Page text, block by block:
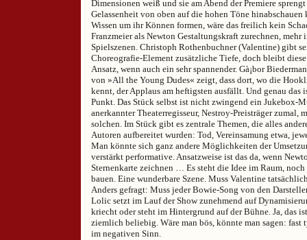
Dimensionen weiß und sie am Abend der Premiere
Gelassenheit von oben auf die hohen Töne hinabschauen
Wissen um ihr Können formen, wäre das freilich kein
Franzmeier als Newton Gestaltungskraft zurechnen, mehr
Spielszenen. Christoph Rothenbuchner (Valentine) gibt
Choreografie-Element zusätzliche Tiefe, doch bleibt
Ansatz, wenn auch ein sehr spannender. Gà¡bor
von »All the Young Dudes« zeigt, dass dort, wo die
kennt, der Applaus am heftigsten ausfällt. Und genau das
Punkt. Das Stück selbst ist nicht zwingend ein Jukebox-
anerkannter Theaterregisseur, Nestroy-Preisträger zumal,
solchen. Im Stück gibt es zentrale Themen, die alles
Autoren aufbereitet wurden: Tod, Vereinsamung etwa,
Man könnte sich ganz andere Möglichkeiten der
verstärkt performative. Ansatzweise ist das da, wenn
Sternenkarte zeichnen … Es steht die Idee im Raum,
bauen. Eine wunderbare Szene. Muss Valentine
Anders gefragt: Muss jeder Bowie-Song von den
Lolic setzt im Lauf der Show zunehmend auf
kriecht oder steht im Hintergrund auf der Bühne. Ja, das
ziemlich beliebig. Wäre man bös, könnte man sagen:
im negativen Sinn.